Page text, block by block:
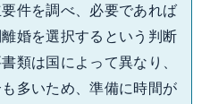
件を調べ、必要であれば
婚を選択するという判断
類は国によって異なり、
多いため、準備に時間が